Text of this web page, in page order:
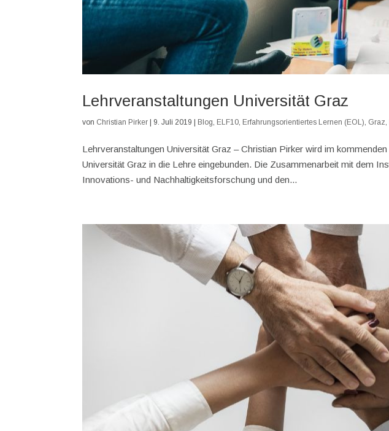
Lehrveranstaltungen Universität Graz
von Christian Pirker 9. Juli 2019 Blog, ELF10, Erfahrungsorientiertes Lernen (EOL), Graz,
Lehrveranstaltungen Universität Graz – Christian Pirker wird im
Universität Graz in die Lehre eingebunden. Die Zusammenarbeit mit dem
Innovations- und Nachhaltigkeitsforschung und den...